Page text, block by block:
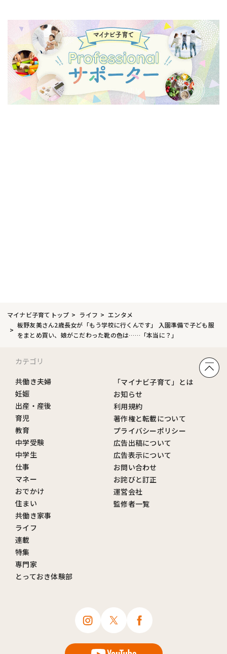
マイナビ子育てトップ ライフ
エンタメ
板野友美さん2歳長女が「もう学校に行くんです」 入園準備で子ども服
をまとめ買い、娘がこだわった靴の色は……「本当に？」
カテゴリ
共働き夫婦
妊娠
出産・産後
育児
教育
中学受験
中学生
仕事
マネー
おでかけ
住まい
共働き家事
ライフ
連載
特集
専門家
とっておき体験部
「マイナビ子育て」とは
お知らせ
利用規約
著作権と転載について
プライバシーポリシー
広告出稿について
広告表示について
お問い合わせ
お詫びと訂正
運営会社
監修者一覧